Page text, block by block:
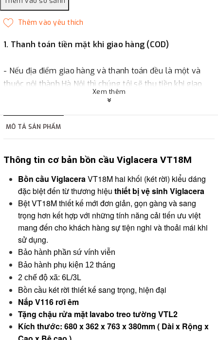
1. Thanh toán tiền mặt khi giao hàng (COD)
- Nếu địa điểm giao hàng và thanh toán đều là một và
thuộc nội thành Hà Nội thì chúng tôi sẽ thu tiền khi giao
hàng hoặc khách hàng đặt tiền trước một phần giá trị đơn
2. Thanh toán trực tiếp tại :
- Showroom Thanh HươngĐịa chỉ : 23 phố Cát Linh,
phường Cát Linh, quận Đống Đa, Hà Nội.
3. Chuyển khoản qua ngân hàng
- Nếu địa điểm giao hàng khác với địa điểm thanh toán
hoặc với những đơn đặt hàng ngoài nội thành Hà Nội.
Chúng tôi sẽ thu tiền trước 100% giá trị hàng + phí vận
chuyển theo cước phí tính trong chính sách vận chuyển
bằng phương thức chuyển khoản trước khi giao hàng.
- Sau khi có thông tin xác thực đã chuyển tiền của quý
khách, chúng tôi sẽ thực hiện đơn hàng theo yêu cầu.
Xem thêm
MÔ TẢ SẢN PHẨM
Thông tin cơ bản bồn cầu Viglacera VT18M
Bồn cầu ViglaceraVT18M hai khối (két rời) kiểu dáng
đặc biệt đến từ thương hiệu thiết bị vệ sinh Viglacera
Bệt VT18M thiết kế mới đơn giản, gọn gàng và sang
trọng hơn kết hợp với những tính năng cải tiến ưu việt
mang đến cho khách hàng sự tiện nghi và thoải mái khi
sử dụng.
Bảo hành phần sứ vính viễn
Bảo hành phụ kiện 12 tháng
2 chế độ xã: 6L/3L
Bồn cầu két rời thiết kế sang trọng, hiện đại
Nắp V116 rơi êm
Tặng chậu rửa mặt lavabo treo tường VTL2
Kích thước: 680x 362 x 763 x 380mm ( Dài x Rộng x